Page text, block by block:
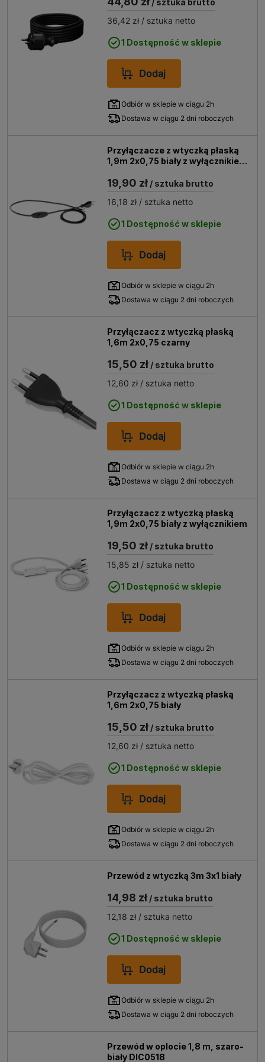
/ sztuka brutto
36,42 zł / sztuka netto
1 Dostępność w sklepie
Dodaj
Odbiór w sklepie w ciągu 2h
Dostawa w ciągu 2 dni roboczych
Przyłączacze z wtyczką płaską
1,9m 2x0,75 biały z wyłącznikiem
19,90 zł / sztuka brutto
16,18 zł / sztuka netto
1 Dostępność w sklepie
Dodaj
Odbiór w sklepie w ciągu 2h
Dostawa w ciągu 2 dni roboczych
Przyłączacz z wtyczką płaską
1,6m 2x0,75 czarny
15,50 zł / sztuka brutto
12,60 zł / sztuka netto
1 Dostępność w sklepie
Dodaj
Odbiór w sklepie w ciągu 2h
Dostawa w ciągu 2 dni roboczych
Przyłączacz z wtyczką płaską
1,9m 2x0,75 biały z wyłącznikiem
19,50 zł / sztuka brutto
15,85 zł / sztuka netto
1 Dostępność w sklepie
Dodaj
Odbiór w sklepie w ciągu 2h
Dostawa w ciągu 2 dni roboczych
Przyłączacz z wtyczką płaską
1,6m 2x0,75 biały
15,50 zł / sztuka brutto
12,60 zł / sztuka netto
1 Dostępność w sklepie
Dodaj
Odbiór w sklepie w ciągu 2h
Dostawa w ciągu 2 dni roboczych
Przewód z wtyczką 3m 3x1 biały
14,98 zł / sztuka brutto
12,18 zł / sztuka netto
1 Dostępność w sklepie
Dodaj
Odbiór w sklepie w ciągu 2h
Dostawa w ciągu 2 dni roboczych
Przewód w oplocie 1,8 m, szaro-
biały DIC0518